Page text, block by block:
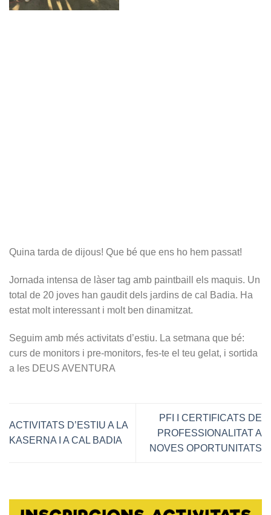
Quina tarda de dijous! Que bé que ens ho hem passat!
Jornada intensa de làser tag amb paintbaill els maquis. Un
total de 20 joves han gaudit dels jardins de cal Badia. Ha
estat molt interessant i molt ben dinamitzat.
Seguim amb més activitats d’estiu. La setmana que bé:
curs de monitors i pre-monitors, fes-te el teu gelat, i sortida
a les DEUS AVENTURA
ACTIVITATS D’ESTIU A LA
KASERNA I A CAL BADIA
PFI I CERTIFICATS DE
PROFESSIONALITAT A
NOVES OPORTUNITATS